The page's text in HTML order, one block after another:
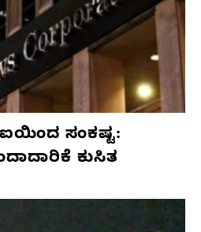
ಸಂಕಷ್ಟ:
ಕುಸಿತ